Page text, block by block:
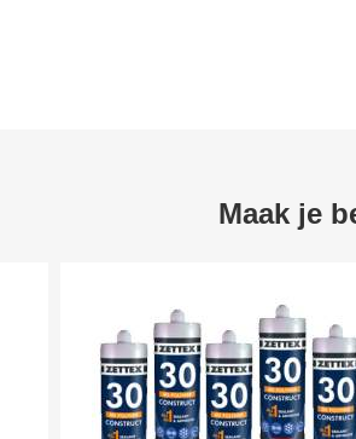
Maak je